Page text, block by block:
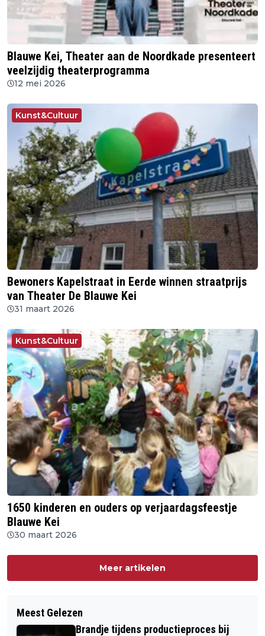
Blauwe Kei, Theater aan de Noordkade presenteert
veelzijdig theaterprogramma
12 mei 2026
Kunst&Cultuur
Bewoners Kapelstraat in Eerde winnen straatprijs
van Theater De Blauwe Kei
31 maart 2026
Kunst&Cultuur
1650 kinderen en ouders op verjaardagsfeestje
Blauwe Kei
30 maart 2026
Meer artikelen
Meest Gelezen
Brandje tijdens productieproces bij